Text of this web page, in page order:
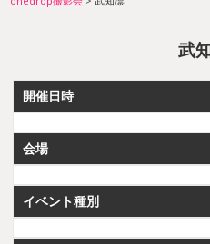
武
開催日時
会場
イベント種別